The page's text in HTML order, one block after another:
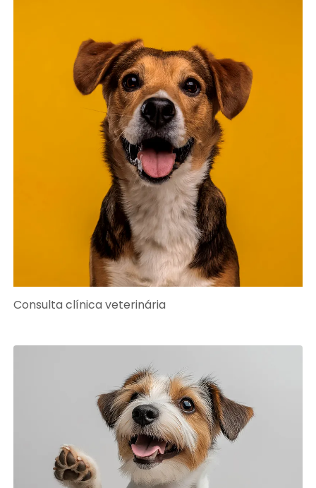
Consulta clínica veterinária